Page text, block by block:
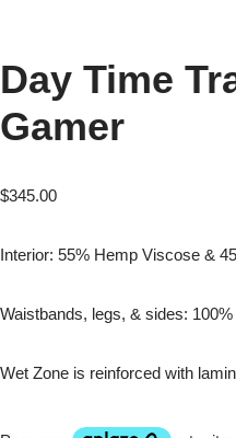
Day Time
Gamer
$345.00
Interior: 55% Hemp Viscose &
Waistbands, legs, & sides:
Wet Zone is reinforced with